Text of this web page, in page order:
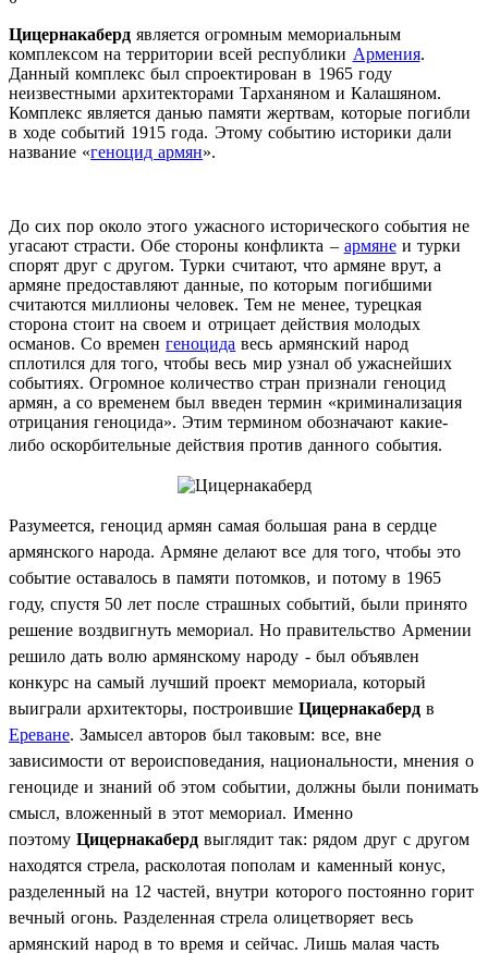
Цицернакаберд является огромным мемориальным
комплексом на территории всей республики Армения.
Данный комплекс был спроектирован в 1965 году
неизвестными архитекторами Тарханяном и Калашяном.
Комплекс является данью памяти жертвам, которые погибли
в ходе событий 1915 года. Этому событию историки дали
название «геноцид армян».
До сих пор около этого ужасного исторического события не
угасают страсти. Обе стороны конфликта – армянеи турки
спорят друг с другом. Турки считают, что армяне врут, а
армяне предоставляют данные, по которым погибшими
считаются миллионы человек. Тем не менее, турецкая
сторона стоит на своем и отрицает действия молодых
османов. Со временгеноцида весь армянский народ
сплотился для того, чтобы весь мир узнал об ужаснейших
событиях. Огромное количество стран признали геноцид
армян, а со временем был введен термин «криминализация
отрицания геноцида». Этим термином обозначают какие-
либо оскорбительные действия против данного события.
Разумеется, геноцид армян самая большая рана в сердце
армянского народа. Армяне делают все для того, чтобы это
событие оставалось в памяти потомков, и потому в 1965
году, спустя 50 лет после страшных событий, были принято
решение воздвигнуть мемориал. Но правительство Армении
решило дать волю армянскому народу - был объявлен
конкурс на самый лучший проект мемориала, который
выиграли архитекторы, построившиеЦицернакаберд в
Ереване. Замысел авторов был таковым: все, вне
зависимости от вероисповедания, национальности, мнения о
геноциде и знаний об этом событии, должны были понимать
смысл, вложенный в этот мемориал. Именно
поэтомуЦицернакаберд выглядит так: рядом друг с другом
находятся стрела, расколотая пополам и каменный конус,
разделенный на 12 частей, внутри которого постоянно горит
вечный огонь. Разделенная стрела олицетворяет весь
армянский народ в то время и сейчас. Лишь малая часть